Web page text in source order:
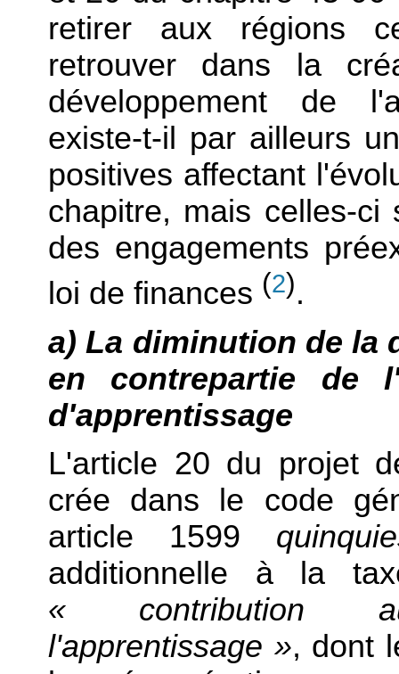
retirer aux régions
retrouver dans la
développement de
existe-t-il par ailleurs
positives affectant
chapitre, mais celles-
des engagements
loi de finances (2).
a) La diminution de la
en contrepartie de
d'apprentissage
L'article 20 du projet
crée dans le code
article 1599
additionnelle à la
« contribution
l'apprentissage », dont